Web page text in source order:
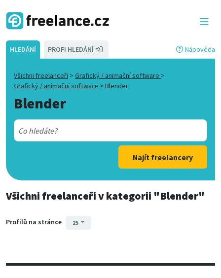
HLEDÁNÍ PROFI HLEDÁNÍ Nápověda
Všichni freelanceři > Grafický / animační software >
Grafický / animační software > Blender
Blender
Najít freelancery
Všichni freelanceřiv kategorii "Blender"
Profilů na stránce 25